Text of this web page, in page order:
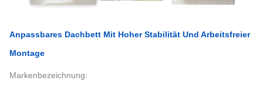
Anpassbares Dachbett Mit Hoher Stabilität Und Arbeitsfreier
Montage
Markenbezeichnung: